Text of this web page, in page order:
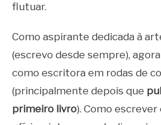
flutuar.
Como aspirante dedicada à
(escrevo desde sempre),
como escritora em rodas de
(principalmente depois que
primeiro livro). Como